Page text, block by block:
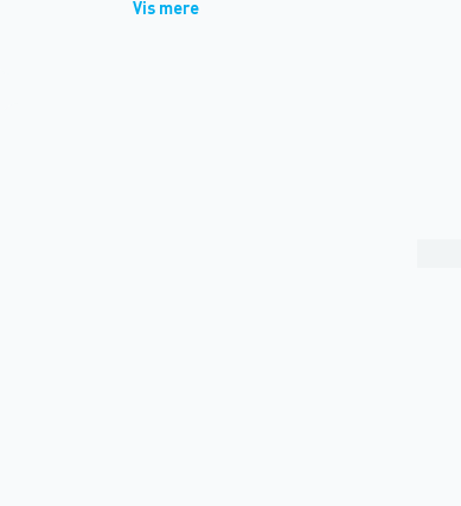
Vis mere